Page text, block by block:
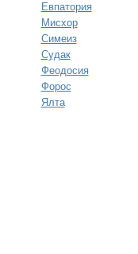
Евпатория
Мисхор
Симеиз
Судак
Феодосия
Форос
Ялта